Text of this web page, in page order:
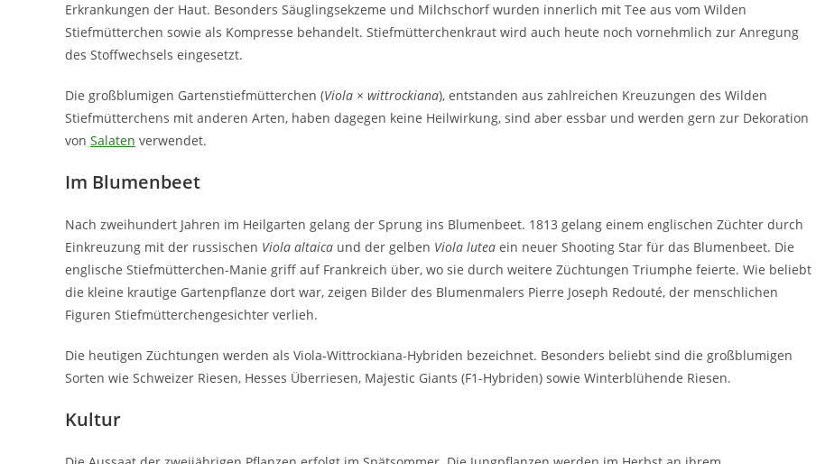
Erkrankungen der Haut. Besonders Säuglingsekzeme und Milchschorf wurden innerlich mit Tee aus vom Wilden
Stiefmütterchen sowie als Kompresse behandelt. Stiefmütterchenkraut wird auch heute noch vornehmlich zur Anregung
des Stoffwechsels eingesetzt.
Die großblumigen Gartenstiefmütterchen (Viola × wittrockiana), entstanden aus zahlreichen Kreuzungen des Wilden
Stiefmütterchens mit anderen Arten, haben dagegen keine Heilwirkung, sind aber essbar und werden gern zur Dekoration
von Salaten verwendet.
Im Blumenbeet
Nach zweihundert Jahren im Heilgarten gelang der Sprung ins Blumenbeet. 1813 gelang einem englischen Züchter durch
Einkreuzung mit der russischen Viola altaica und der gelben Viola lutea ein neuer Shooting Star für das Blumenbeet. Die
englische Stiefmütterchen-Manie griff auf Frankreich über, wo sie durch weitere Züchtungen Triumphe feierte. Wie beliebt
die kleine krautige Gartenpflanze dort war, zeigen Bilder des Blumenmalers Pierre Joseph Redouté, der menschlichen
Figuren Stiefmütterchengesichter verlieh.
Die heutigen Züchtungen werden als Viola-Wittrockiana-Hybriden bezeichnet. Besonders beliebt sind die großblumigen
Sorten wie Schweizer Riesen, Hesses Überriesen, Majestic Giants (F1-Hybriden) sowie Winterblühende Riesen.
Kultur